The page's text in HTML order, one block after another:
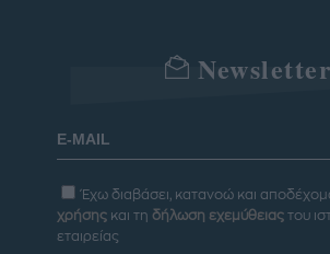
Newsletter
Έχω διαβάσει, κατανοώ και
χρήσης και τη δήλωση εχεμύθειας του
εταιρείας